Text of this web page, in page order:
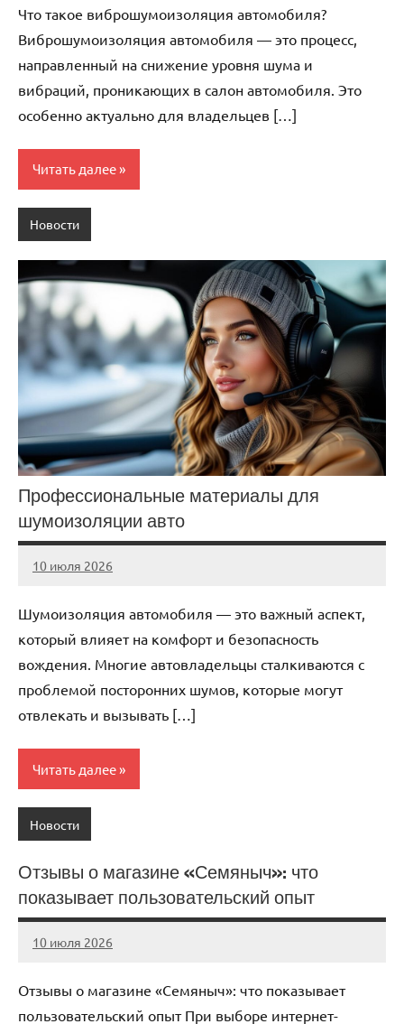
Что такое виброшумоизоляция автомобиля?
Виброшумоизоляция автомобиля — это процесс,
направленный на снижение уровня шума и
вибраций, проникающих в салон автомобиля. Это
особенно актуально для владельцев […]
Читать далее
Новости
Профессиональные материалы для
шумоизоляции авто
10 июля 2026
Avtor
Нет
Шумоизоляция автомобиля — это важный аспект,
который влияет на комфорт и безопасность
вождения. Многие автовладельцы сталкиваются с
проблемой посторонних шумов, которые могут
отвлекать и вызывать […]
Читать далее
Новости
Отзывы о магазине «Семяныч»: что
показывает пользовательский опыт
10 июля 2026
Avtor
Нет
Отзывы о магазине «Семяныч»: что показывает
пользовательский опыт При выборе интернет-